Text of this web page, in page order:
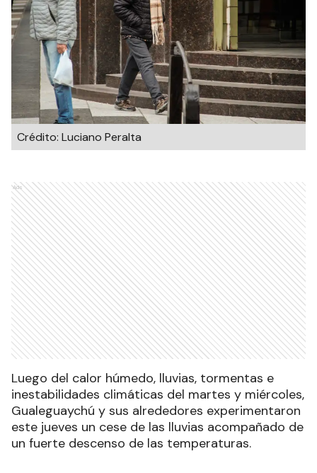
Crédito: Luciano Peralta
Ads
Luego del calor húmedo, lluvias, tormentas e
inestabilidades climáticas del martes y miércoles,
Gualeguaychú y sus alrededores experimentaron
este jueves un cese de las lluvias acompañado de
un fuerte descenso de las temperaturas.